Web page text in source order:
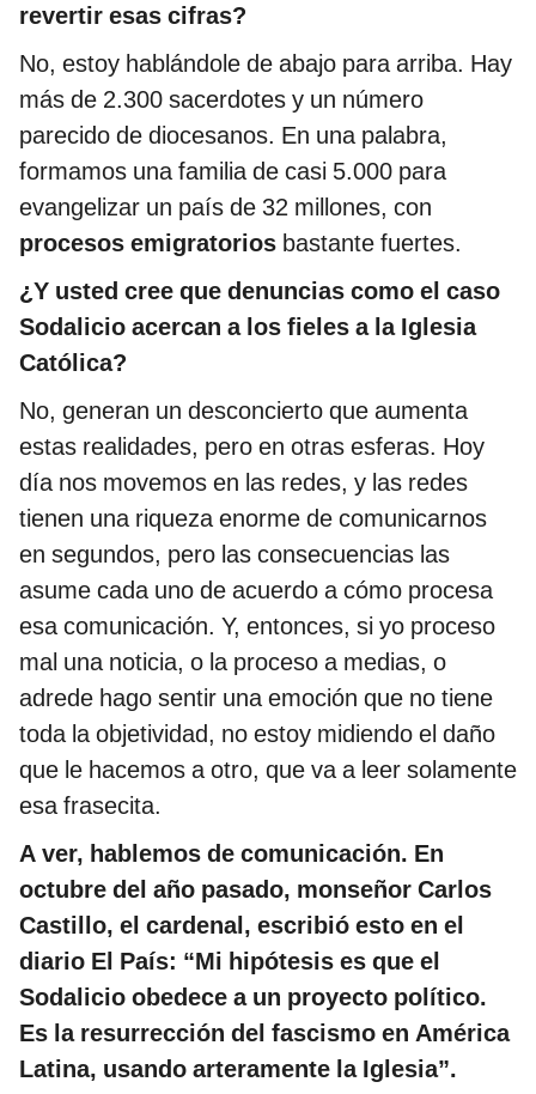
revertir esas cifras?
No, estoy hablándole de abajo para arriba. Hay
más de 2.300 sacerdotes y un número
parecido de diocesanos. En una palabra,
formamos una familia de casi 5.000 para
evangelizar un país de 32 millones, con
procesos emigratorios bastante fuertes.
¿Y usted cree que denuncias como el caso
Sodalicio acercan a los fieles a la Iglesia
Católica?
No, generan un desconcierto que aumenta
estas realidades, pero en otras esferas. Hoy
día nos movemos en las redes, y las redes
tienen una riqueza enorme de comunicarnos
en segundos, pero las consecuencias las
asume cada uno de acuerdo a cómo procesa
esa comunicación. Y, entonces, si yo proceso
mal una noticia, o la proceso a medias, o
adrede hago sentir una emoción que no tiene
toda la objetividad, no estoy midiendo el daño
que le hacemos a otro, que va a leer solamente
esa frasecita.
A ver, hablemos de comunicación. En
octubre del año pasado, monseñor Carlos
Castillo, el cardenal, escribió esto en el
diario El País: “Mi hipótesis es que el
Sodalicio obedece a un proyecto político.
Es la resurrección del fascismo en América
Latina, usando arteramente la Iglesia”.